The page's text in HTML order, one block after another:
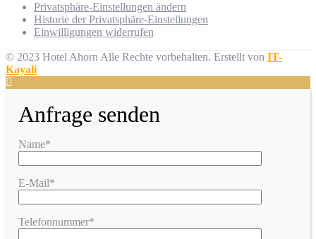
Privatsphäre-Einstellungen ändern
Historie der Privatsphäre-Einstellungen
Einwilligungen widerrufen
© 2023 Hotel Ahorn Alle Rechte vorbehalten. Erstellt von IT-
Kayali
Anfrage senden
Name*
E-Mail*
Telefonnummer*